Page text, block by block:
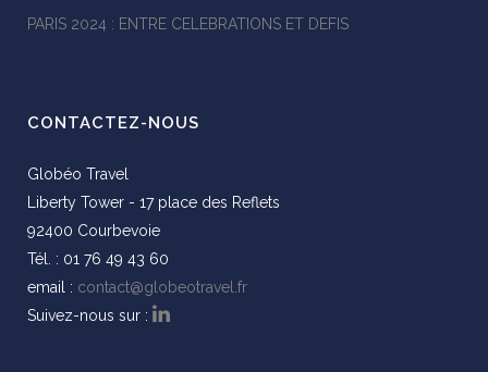
PARIS 2024 : ENTRE CELEBRATIONS ET DEFIS
CONTACTEZ-NOUS
Globéo Travel
Liberty Tower - 17 place des Reflets
92400 Courbevoie
Tél. : 01 76 49 43 60
email : contact@globeotravel.fr
Suivez-nous sur :